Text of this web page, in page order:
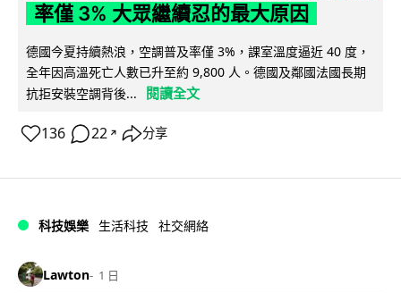
率僅 3% 大眾繼續忍的最大原因
德國今夏持續熱浪，空調普及率僅 3%，課室溫度逼近 40 度，
全年因高溫死亡人數已升至約 9,800 人。德國及鄰國法國長期
抗拒安裝空調背後...
閱讀全文
136 22 ↗ 分享
科技娛樂 生活科技 社交網絡
Lawton 1 日